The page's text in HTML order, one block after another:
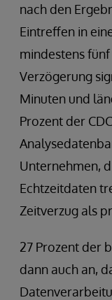
nach den
Eintreffen in
mindestens fünf
Verzögerung
Minuten und
Prozent der
Unternehmen,
Echtzeitdaten
Zeitverzug als
27 Prozent der
dann auch an,